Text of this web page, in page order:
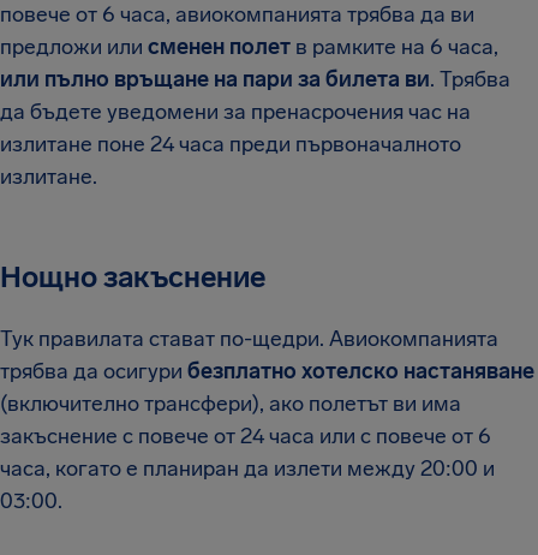
повече от 6 часа, авиокомпанията трябва да ви
предложи или сменен полет в рамките на 6 часа,
или пълно връщане на пари за билета ви. Трябва
да бъдете уведомени за пренасрочения час на
излитане поне 24 часа преди първоначалното
излитане.
Нощно закъснение
Тук правилата стават по-щедри. Авиокомпанията
трябва да осигури безплатно хотелско настаняване
(включително трансфери), ако полетът ви има
закъснение с повече от 24 часа или с повече от 6
часа, когато е планиран да излети между 20:00 и
03:00.